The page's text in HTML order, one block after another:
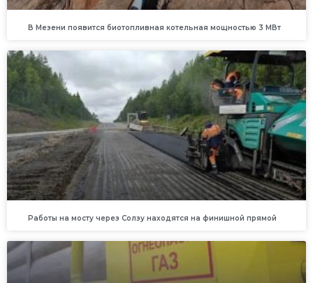
В Мезени появится биотопливная котельная мощностью 3 МВт
Работы на мосту через Солзу находятся на финишной прямой